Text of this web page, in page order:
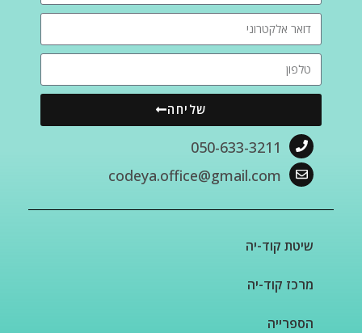
שליחה
050-633-3211
codeya.office@gmail.com
שיטת קוד-יה
מרכז קוד-יה
הספרייה